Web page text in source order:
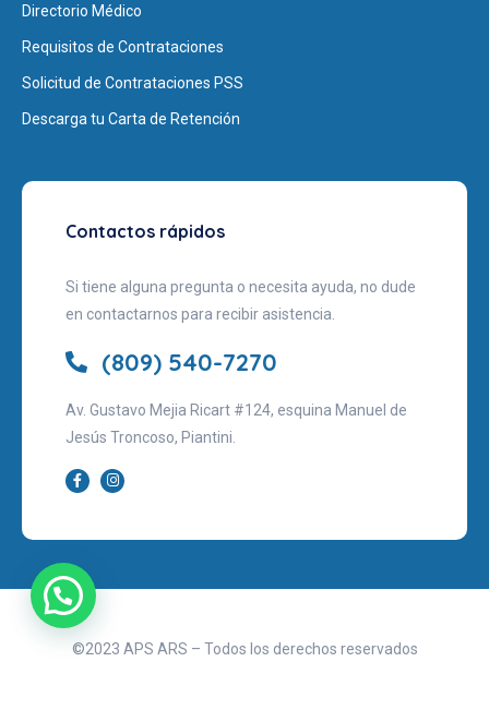
Directorio Médico
Requisitos de Contrataciones
Solicitud de Contrataciones PSS
Descarga tu Carta de Retención
Contactos rápidos
Si tiene alguna pregunta o necesita ayuda, no dude
en contactarnos para recibir asistencia.
(809) 540-7270
Av. Gustavo Mejia Ricart #124, esquina Manuel de
Jesús Troncoso, Piantini.
©2023 APS ARS – Todos los derechos reservados